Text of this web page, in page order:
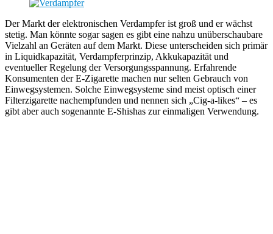
Der Markt der elektronischen Verdampfer ist groß und er wächst
stetig. Man könnte sogar sagen es gibt eine nahzu unüberschaubare
Vielzahl an Geräten auf dem Markt. Diese unterscheiden sich primär
in Liquidkapazität, Verdampferprinzip, Akkukapazität und
eventueller Regelung der Versorgungsspannung. Erfahrende
Konsumenten der E-Zigarette machen nur selten Gebrauch von
Einwegsystemen. Solche Einwegsysteme sind meist optisch einer
Filterzigarette nachempfunden und nennen sich „Cig-a-likes“ – es
gibt aber auch sogenannte E-Shishas zur einmaligen Verwendung.